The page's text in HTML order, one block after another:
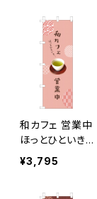
和カフェ 営業中
ほっとひといき…
緑茶 のぼり旗
¥3,795